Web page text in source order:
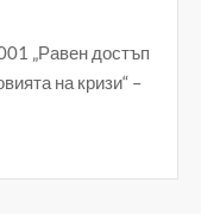
„Равен достъп
на кризи“ –